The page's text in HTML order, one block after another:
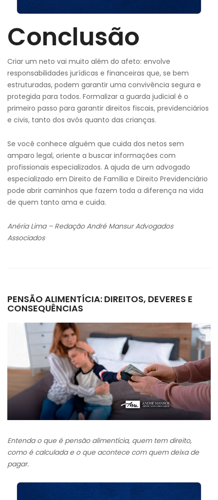
Conclusão
Criar um neto vai muito além do afeto: envolve
responsabilidades jurídicas e financeiras que, se bem
estruturadas, podem garantir uma convivência segura e
protegida para todos. Formalizar a guarda judicial é o
primeiro passo para garantir direitos fiscais, previdenciários
e civis, tanto dos avós quanto das crianças.
Se você conhece alguém que cuida dos netos sem
amparo legal, oriente a buscar informações com
profissionais especializados. A ajuda de um advogado
especializado em Direito de Família e Direito Previdenciário
pode abrir caminhos que fazem toda a diferença na vida
de quem tanto ama e cuida.
Anéria Lima – Redação André Mansur Advogados
Associados
PENSÃO ALIMENTÍCIA: DIREITOS, DEVERES E
CONSEQUÊNCIAS
Entenda o que é pensão alimentícia, quem tem direito,
como é calculada e o que acontece com quem deixa de
pagar.